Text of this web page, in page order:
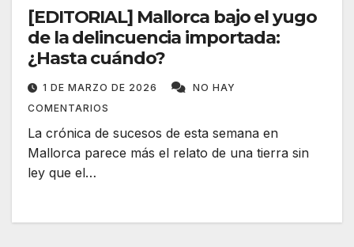
[EDITORIAL] Mallorca bajo el yugo
de la delincuencia importada:
¿Hasta cuándo?
1 DE MARZO DE 2026
NO HAY
COMENTARIOS
La crónica de sucesos de esta semana en
Mallorca parece más el relato de una tierra sin
ley que el…